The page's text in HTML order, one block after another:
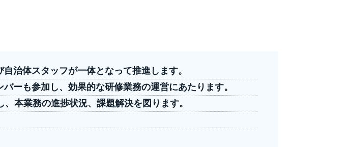
治体スタッフが一体となって推進します。
ーも参加し、効果的な研修業務の運営にあたります。
本業務の進捗状況、課題解決を図ります。